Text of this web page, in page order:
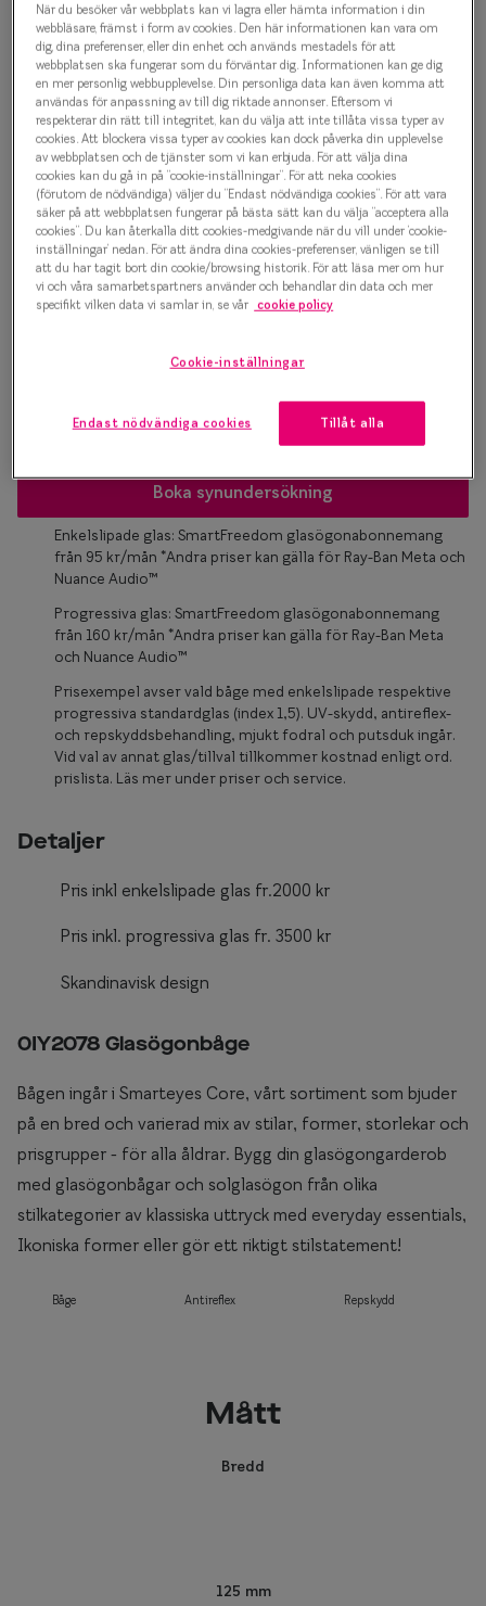
Olika
Taberg
1 500 kr
Välj färg:
Rosa
Bågstorlek
Osäker på vilken storlek du har? Se vår Storleksguide
Boka synundersökning
Enkelslipade glas: SmartFreedom glasögonabonnemang
från 95 kr/mån *Andra priser kan gälla för Ray-Ban Meta och
Nuance Audio™
Progressiva glas: SmartFreedom glasögonabonnemang
från 160 kr/mån *Andra priser kan gälla för Ray-Ban Meta
och Nuance Audio™
Prisexempel avser vald båge med enkelslipade respektive
progressiva standardglas (index 1,5). UV-skydd, antireflex-
och repskyddsbehandling, mjukt fodral och putsduk ingår.
Vid val av annat glas/tillval tillkommer kostnad enligt ord.
prislista. Läs mer under priser och service.
Detaljer
Pris inkl enkelslipade glas fr.2000 kr
Pris inkl. progressiva glas fr. 3500 kr
Skandinavisk design
0IY2078 Glasögonbåge
Bågen ingår i Smarteyes Core, vårt sortiment som bjuder
på en bred och varierad mix av stilar, former, storlekar och
prisgrupper - för alla åldrar. Bygg din glasögongarderob
med glasögonbågar och solglasögon från olika
stilkategorier av klassiska uttryck med everyday essentials,
Ikoniska former eller gör ett riktigt stilstatement!
Båge Antireflex Repskydd
Mått
Bredd
125 mm
När du besöker vår webbplats kan vi lagra eller hämta information i din
webbläsare, främst i form av cookies. Den här informationen kan vara om
dig, dina preferenser, eller din enhet och används mestadels för att
webbplatsen ska fungerar som du förväntar dig. Informationen kan ge dig
en mer personlig webbupplevelse. Din personliga data kan även komma att
användas för anpassning av till dig riktade annonser. Eftersom vi
respekterar din rätt till integritet, kan du välja att inte tillåta vissa typer av
cookies. Att blockera vissa typer av cookies kan dock påverka din upplevelse
av webbplatsen och de tjänster som vi kan erbjuda. För att välja dina
cookies kan du gå in på ”cookie-inställningar”. För att neka cookies
(förutom de nödvändiga) väljer du ”Endast nödvändiga cookies”. För att vara
säker på att webbplatsen fungerar på bästa sätt kan du välja ”acceptera alla
cookies”. Du kan återkalla ditt cookies-medgivande när du vill under ’cookie-
inställningar’ nedan. För att ändra dina cookies-preferenser, vänligen se till
att du har tagit bort din cookie/browsing historik. För att läsa mer om hur
vi och våra samarbetspartners använder och behandlar din data och mer
specifikt vilken data vi samlar in, se vår cookie policy
Cookie-inställningar
Endast nödvändiga cookies Tillåt alla